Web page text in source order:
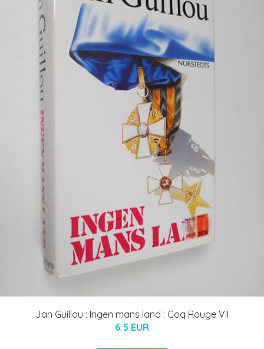
Jan Guillou : Ingen mans land : Coq Rouge VII
6.5 EUR